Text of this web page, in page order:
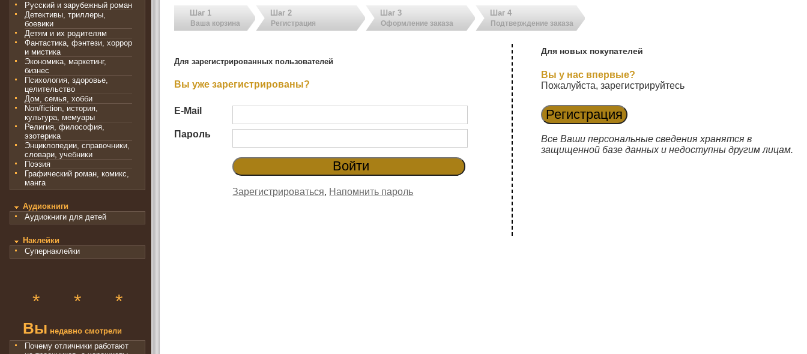
Русский и зарубежный роман
Детективы, триллеры,
боевики
Детям и их родителям
Фантастика, фэнтези, хоррор
и мистика
Экономика, маркетинг,
бизнес
Психология, здоровье,
целительство
Дом, семья, хобби
Non/fiction, история,
культура, мемуары
Религия, философия,
эзотерика
Энциклопедии, справочники,
словари, учебники
Поэзия
Графический роман, комикс,
манга
Аудиокниги
Аудиокниги для детей
Наклейки
Супернаклейки
* * *
Вы недавно смотрели
Почему отличники работают
Шаг 1
Ваша корзина
Шаг 2
Регистрация
Шаг 3
Оформление заказа
Шаг 4
Подтверждение заказа
Для зарегистрированных пользователей
Вы уже зарегистрированы?
E-Mail
Пароль
Зарегистрироваться, Напомнить пароль
Для новых покупателей
Вы у нас впервые?
Пожалуйста, зарегистрируйтесь
Все Ваши персональные сведения хранятся в
защищенной базе данных и недоступны другим лицам.